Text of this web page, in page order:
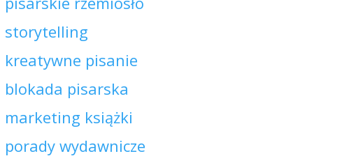
storytelling
kreatywne pisanie
blokada pisarska
marketing książki
porady wydawnicze